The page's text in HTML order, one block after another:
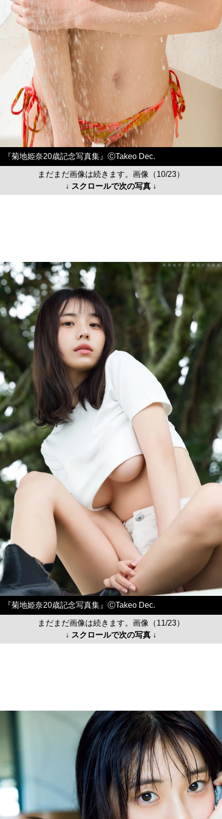
『菊地姫奈20歳記念写真集』ⒸTakeo Dec.
まだまだ画像は続きます。画像（10/23）
↓ スクロールで次の写真 ↓
『菊地姫奈20歳記念写真集』ⒸTakeo Dec.
まだまだ画像は続きます。画像（11/23）
↓ スクロールで次の写真 ↓